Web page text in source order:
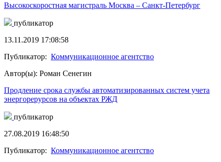
Высокоскоростная магистраль Москва – Санкт-Петербург
публикатор
13.11.2019 17:08:58
Публикатор: Коммуникационное агентство
Автор(ы): Роман Сенегин
Продление срока службы автоматизированных систем учета
энергорерурсов на объектах РЖД
публикатор
27.08.2019 16:48:50
Публикатор: Коммуникационное агентство